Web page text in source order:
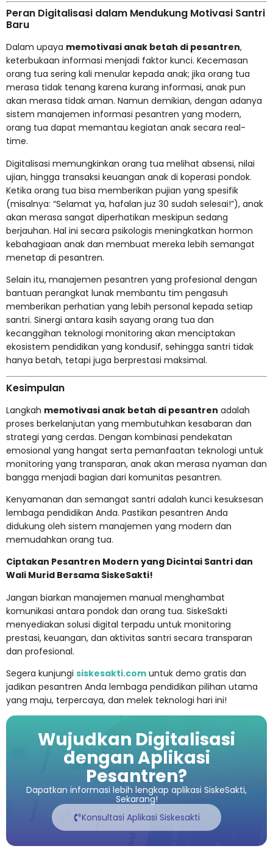
Peran Digitalisasi dalam Mendukung Motivasi Santri
Baru
Dalam upaya memotivasi anak betah di pesantren,
keterbukaan informasi menjadi faktor kunci. Kecemasan
orang tua sering kali menular kepada anak; jika orang tua
merasa tidak tenang karena kurang informasi, anak pun
akan merasa tidak aman. Namun demikian, dengan adanya
sistem manajemen informasi pesantren yang modern,
orang tua dapat memantau kegiatan anak secara real-
time.
Digitalisasi memungkinkan orang tua melihat absensi, nilai
ujian, hingga transaksi keuangan anak di koperasi pondok.
Ketika orang tua bisa memberikan pujian yang spesifik
(misalnya: “Selamat ya, hafalan juz 30 sudah selesai!”), anak
akan merasa sangat diperhatikan meskipun sedang
berjauhan. Hal ini secara psikologis meningkatkan hormon
kebahagiaan anak dan membuat mereka lebih semangat
menetap di pesantren.
Selain itu, manajemen pesantren yang profesional dengan
bantuan perangkat lunak membantu tim pengasuh
memberikan perhatian yang lebih personal kepada setiap
santri. Sinergi antara kasih sayang orang tua dan
kecanggihan teknologi monitoring akan menciptakan
ekosistem pendidikan yang kondusif, sehingga santri tidak
hanya betah, tetapi juga berprestasi maksimal.
Kesimpulan
Langkah memotivasi anak betah di pesantren adalah
proses berkelanjutan yang membutuhkan kesabaran dan
strategi yang cerdas. Dengan kombinasi pendekatan
emosional yang hangat serta pemanfaatan teknologi untuk
monitoring yang transparan, anak akan merasa nyaman dan
bangga menjadi bagian dari komunitas pesantren.
Kenyamanan dan semangat santri adalah kunci kesuksesan
lembaga pendidikan Anda. Pastikan pesantren Anda
didukung oleh sistem manajemen yang modern dan
memudahkan orang tua.
Ciptakan Pesantren Modern yang Dicintai Santri dan
Wali Murid Bersama SiskeSakti!
Jangan biarkan manajemen manual menghambat
komunikasi antara pondok dan orang tua. SiskeSakti
menyediakan solusi digital terpadu untuk monitoring
prestasi, keuangan, dan aktivitas santri secara transparan
dan profesional.
Segera kunjungi siskesakti.com untuk demo gratis dan
jadikan pesantren Anda lembaga pendidikan pilihan utama
yang maju, terpercaya, dan melek teknologi hari ini!
Wujudkan Digitalisasi
dengan Aplikasi
Pesantren?
Dapatkan informasi lebih lengkap aplikasi SiskeSakti,
Sekarang!
Konsultasi Aplikasi Siskesakti